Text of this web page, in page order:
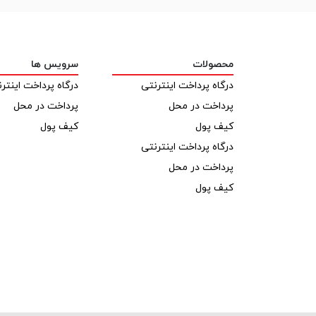
محصولات
درگاه پرداخت اینترنتی
پرداخت در محل
کیف پول
درگاه پرداخت اینترنتی
پرداخت در محل
کیف پول
سرویس ها
درگاه پرداخت
پرداخت در محل
کیف پول